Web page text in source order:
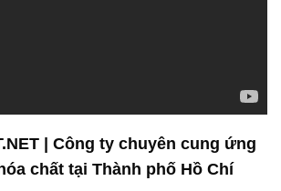
| Công ty chuyên cung ứng
chất tại Thành phố Hồ Chí